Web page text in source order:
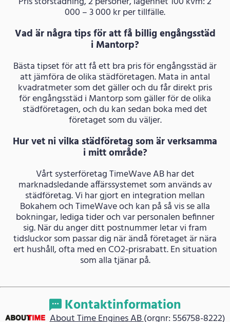
000 – 3 000 kr per tillfälle.
Vad är några tips för att få billig engångsstäd
i Mantorp?
Bästa tipset för att få ett bra pris för engångsstäd är
att jämföra de olika städföretagen. Mata in antal
kvadratmeter som det gäller och du får direkt pris
för engångsstäd i Mantorp som gäller för de olika
städföretagen, och du kan sedan boka med det
företaget som du väljer.
Hur vet ni vilka städföretag som är verksamma
i mitt område?
Vårt systerföretag TimeWave AB har det
marknadsledande affärssystemet som används av
städföretag. Vi har gjort en integration mellan
Bokahem och TimeWave och kan på så vis se alla
bokningar, lediga tider och var personalen befinner
sig. När du anger ditt postnummer letar vi fram
tidsluckor som passar dig när ändå företaget är nära
ert hushåll, ofta med en CO2-prisrabatt. En situation
som alla tjänar på.
Kontaktinformation
About Time Engines AB(orgnr: 556758-8222)